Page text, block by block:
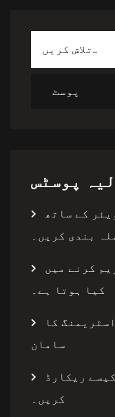
پوسٹس
کے ساتھ
بندی کریں۔
کرنے میں
کیا ہوتا ہے۔
کا
سامان
ریکارڈ
کریں۔